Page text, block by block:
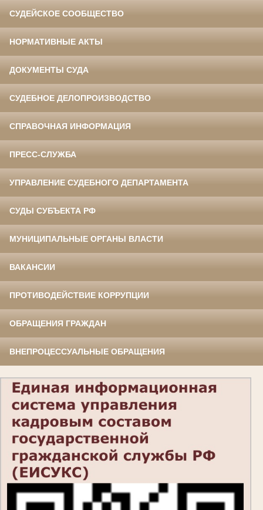
СУДЕЙСКОЕ СООБЩЕСТВО
НОРМАТИВНЫЕ АКТЫ
ДОКУМЕНТЫ СУДА
СУДЕБНОЕ ДЕЛОПРОИЗВОДСТВО
СПРАВОЧНАЯ ИНФОРМАЦИЯ
ПРЕСС-СЛУЖБА
УПРАВЛЕНИЕ СУДЕБНОГО ДЕПАРТАМЕНТА
СУДЫ СУБЪЕКТА РФ
МУНИЦИПАЛЬНЫЕ ОРГАНЫ ВЛАСТИ
ВАКАНСИИ
ПРОТИВОДЕЙСТВИЕ КОРРУПЦИИ
ОБРАЩЕНИЯ ГРАЖДАН
ВНЕПРОЦЕССУАЛЬНЫЕ ОБРАЩЕНИЯ